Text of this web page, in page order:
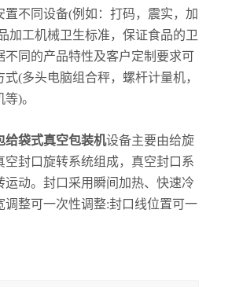
置不同设备(例如：打码，震实，加
加工机械卫生标准，保证食品的卫
不同的产品特性及客户定制要求可
(多头电脑组合秤，螺杆计量机，
)。
给袋式真空包装机设备主要由给旋
空封口旋转系统组成，真空封口系
运动。封口采用瞬间加热、快速冷
调整可一次性调整:封口线位置可一